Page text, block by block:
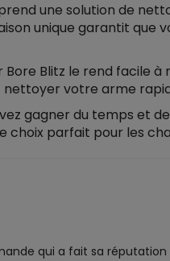
une solution de
unique garantit
Bore Blitz le rend
votre arme
gagner du temps et
choix parfait pour les
qui a fait sa